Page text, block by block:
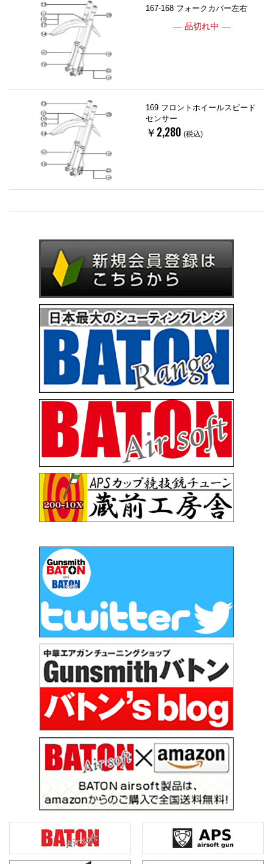
167-168 フォークカバー左右
品切れ中
169 フロントホイールスピード
センサー
￥2,280 (税込)